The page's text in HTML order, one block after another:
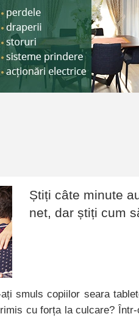
Știți câte minute
net, dar știți cum
smuls copiilor seara
cu forța la culcare?